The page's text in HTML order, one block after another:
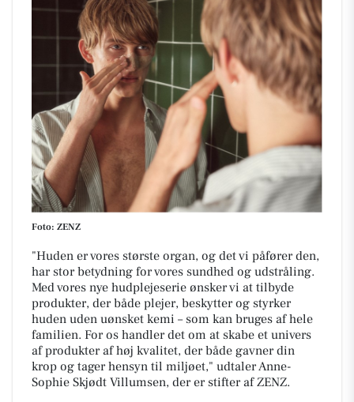
Foto: ZENZ
"Huden er vores største organ, og det vi påfører den,
har stor betydning for vores sundhed og udstråling.
Med vores nye hudplejeserie ønsker vi at tilbyde
produkter, der både plejer, beskytter og styrker
huden uden uønsket kemi – som kan bruges af hele
familien. For os handler det om at skabe et univers
af produkter af høj kvalitet, der både gavner din
krop og tager hensyn til miljøet," udtaler Anne-
Sophie Skjødt Villumsen, der er stifter af ZENZ.